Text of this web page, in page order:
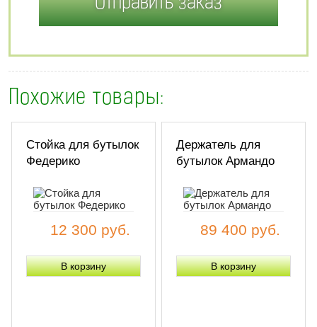
Похожие товары:
Стойка для бутылок
Федерико
12 300 руб.
Держатель для
бутылок Армандо
89 400 руб.